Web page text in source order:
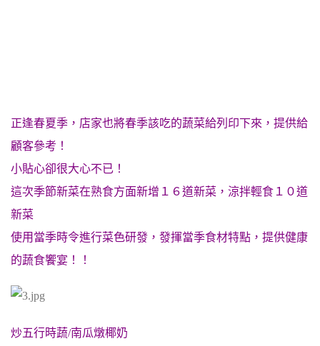
正逢春夏季，店家也將春季該吃的蔬菜給列印下來，提供給
顧客參考！
小貼心卻很大心不已！
這次季節新菜在熟食方面新增１６道新菜，涼拌輕食１０道
新菜
使用當季時令進行菜色研發，發揮當季食材特點，提供健康
的蔬食饗宴！！
炒五行時蔬/南瓜燉椰奶